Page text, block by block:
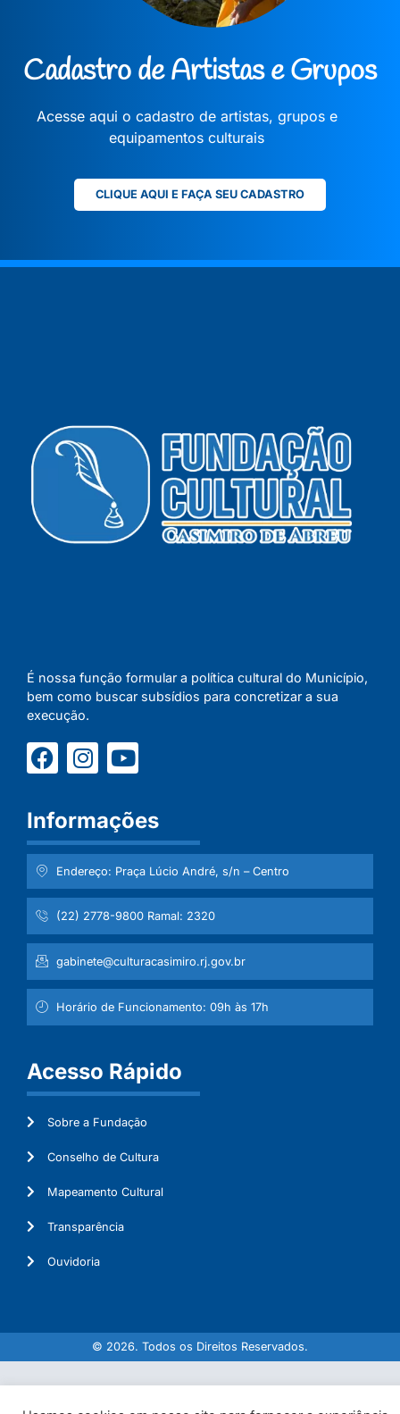
Cadastro de Artistas e Grupos
Acesse aqui o cadastro de artistas, grupos e
equipamentos culturais
CLIQUE AQUI E FAÇA SEU CADASTRO
É nossa função formular a política cultural do Município,
bem como buscar subsídios para concretizar a sua
execução.
Informações
Endereço: Praça Lúcio André, s/n – Centro
(22) 2778-9800 Ramal: 2320
gabinete@culturacasimiro.rj.gov.br
Horário de Funcionamento: 09h às 17h
Acesso Rápido
Sobre a Fundação
Conselho de Cultura
Mapeamento Cultural
Transparência
Ouvidoria
© 2026. Todos os Direitos Reservados.